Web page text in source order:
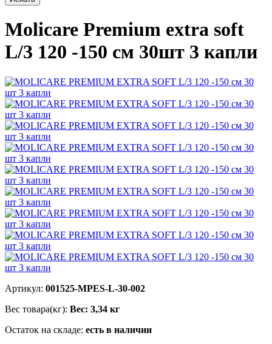
Molicare Premium extra soft
L/3 120 -150 см 30шт 3 капли
Артикул: 001525-MPES-L-30-002
Вес товара(кг): Вес: 3,34 кг
Остаток на складе: есть в наличии